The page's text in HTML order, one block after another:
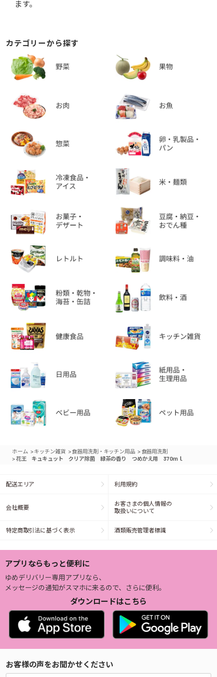
ます。
カテゴリーから探す
ホーム >キッチン雑貨 >食器用洗剤・キッチン用品 > 食器用洗剤
>花王 キュキュット クリア除菌 緑茶の香り つめかえ用 370ｍｌ
配送エリア 利用規約
会社概要
お客さまの個人情報の
取扱いについて
特定商取引法に基づく表示 酒類販売管理者標識
アプリならもっと便利に
ゆめデリバリー専用アプリなら、
メッセージの通知がスマホに来るので、さらに便利。
ダウンロードはこちら
お客様の声をお聞かせください